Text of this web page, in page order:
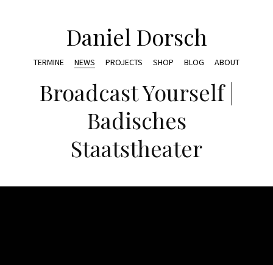
Daniel Dorsch
TERMINE NEWS PROJECTS SHOP BLOG ABOUT
Broadcast Yourself |
Badisches
Staatstheater